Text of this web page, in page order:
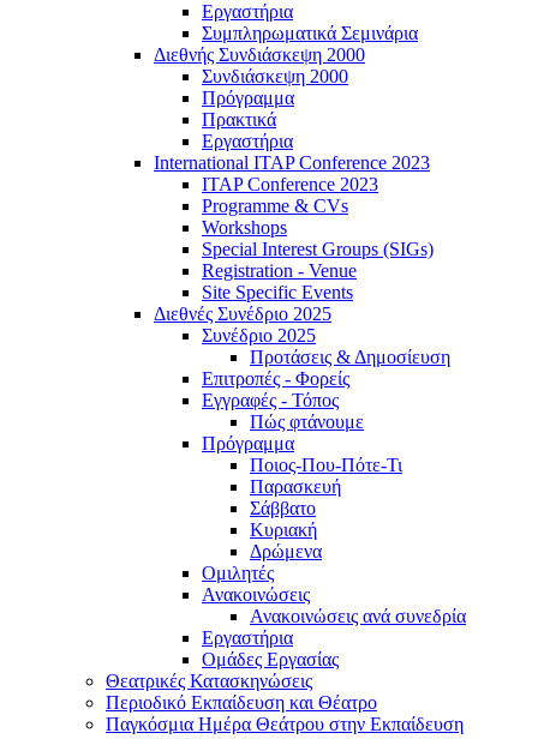
Εργαστήρια
Συμπληρωματικά Σεμινάρια
Διεθνής Συνδιάσκεψη 2000
Συνδιάσκεψη 2000
Πρόγραμμα
Πρακτικά
Εργαστήρια
International ITAP Conference 2023
ITAP Conference 2023
Programme & CVs
Workshops
Special Interest Groups (SIGs)
Registration - Venue
Site Specific Events
Διεθνές Συνέδριο 2025
Συνέδριο 2025
Προτάσεις & Δημοσίευση
Επιτροπές - Φορείς
Εγγραφές - Τόπος
Πώς φτάνουμε
Πρόγραμμα
Ποιος-Που-Πότε-Τι
Παρασκευή
Σάββατο
Κυριακή
Δρώμενα
Ομιλητές
Ανακοινώσεις
Ανακοινώσεις ανά συνεδρία
Εργαστήρια
Ομάδες Εργασίας
Θεατρικές Κατασκηνώσεις
Περιοδικό Εκπαίδευση και Θέατρο
Παγκόσμια Ημέρα Θεάτρου στην Εκπαίδευση